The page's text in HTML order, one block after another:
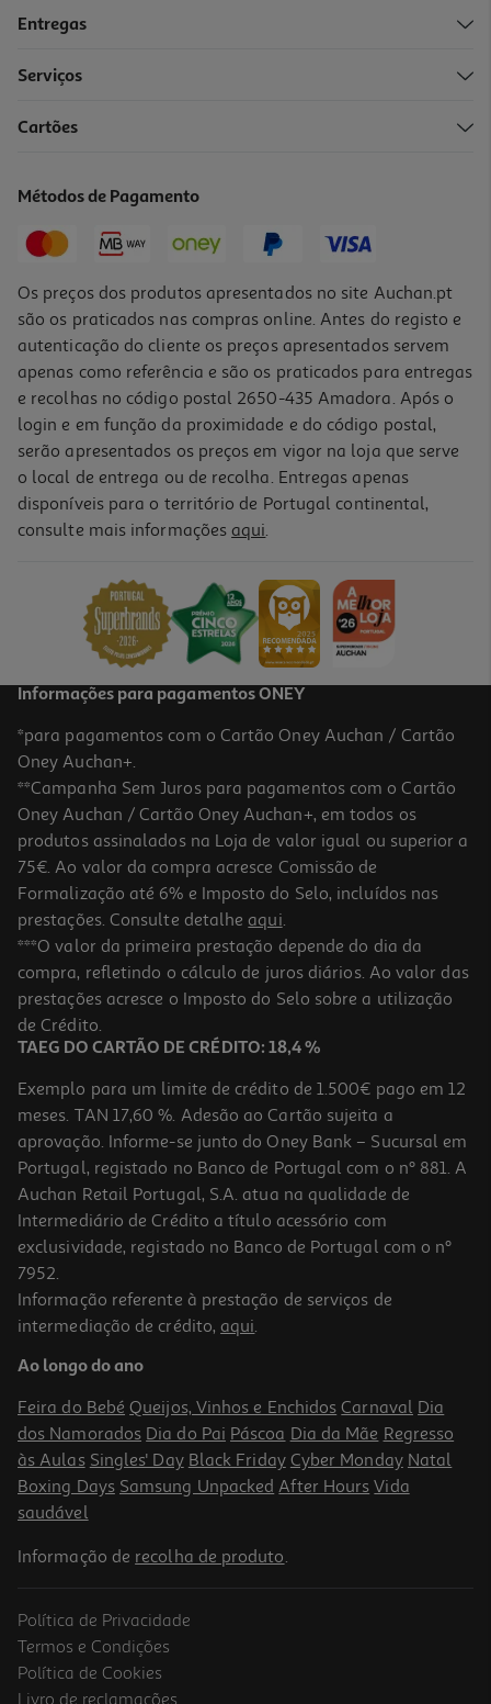
Booster X Beyblade Pack Modelos Sortidos
4.7 (32)
Bbx Kit Pião & Lançador Beyblade Modelos Sortidos
12.99 €/un
12,99 €
Mini Figuras Skibidi Toilet Modelos Sortidos
6.99 €/un
6,99 €
Entregas
Serviços
Cartões
Métodos de Pagamento
Os preços dos produtos apresentados no site Auchan.pt
são os praticados nas compras online. Antes do registo e
autenticação do cliente os preços apresentados servem
apenas como referência e são os praticados para entregas
e recolhas no código postal 2650-435 Amadora. Após o
login e em função da proximidade e do código postal,
serão apresentados os preços em vigor na loja que serve
o local de entrega ou de recolha. Entregas apenas
disponíveis para o território de Portugal continental,
consulte mais informações aqui.
Informações para pagamentos ONEY
*para pagamentos com o Cartão Oney Auchan / Cartão
Oney Auchan+.
**Campanha Sem Juros para pagamentos com o Cartão
Oney Auchan / Cartão Oney Auchan+, em todos os
produtos assinalados na Loja de valor igual ou superior a
75€. Ao valor da compra acresce Comissão de
Formalização até 6% e Imposto do Selo, incluídos nas
prestações. Consulte detalhe aqui.
***O valor da primeira prestação depende do dia da
compra, refletindo o cálculo de juros diários. Ao valor das
prestações acresce o Imposto do Selo sobre a utilização
de Crédito.
TAEG DO CARTÃO DE CRÉDITO: 18,4 %
Exemplo para um limite de crédito de 1.500€ pago em 12
meses. TAN 17,60 %. Adesão ao Cartão sujeita a
aprovação. Informe-se junto do Oney Bank – Sucursal em
Portugal, registado no Banco de Portugal com o nº 881. A
Auchan Retail Portugal, S.A. atua na qualidade de
Intermediário de Crédito a título acessório com
exclusividade, registado no Banco de Portugal com o nº
7952.
Informação referente à prestação de serviços de
intermediação de crédito, aqui.
Ao longo do ano
Feira do Bebé Queijos, Vinhos e Enchidos Carnaval Dia
dos Namorados Dia do Pai Páscoa Dia da Mãe Regresso
às Aulas Singles' Day Black Friday Cyber Monday Natal
Boxing Days Samsung Unpacked After Hours Vida
saudável
Informação de recolha de produto.
Política de Privacidade
Termos e Condições
Política de Cookies
Livro de reclamações